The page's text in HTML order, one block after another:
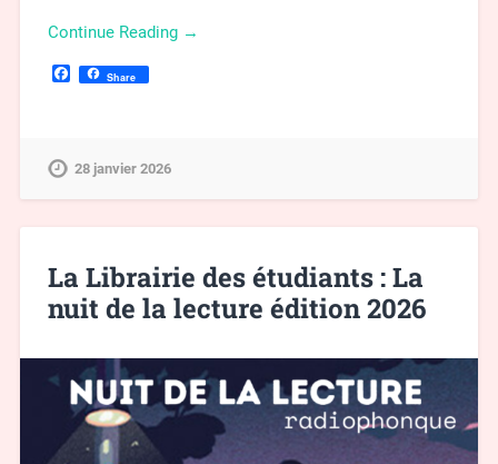
Continue Reading →
Facebook
Share
28 janvier 2026
La Librairie des étudiants : La
nuit de la lecture édition 2026